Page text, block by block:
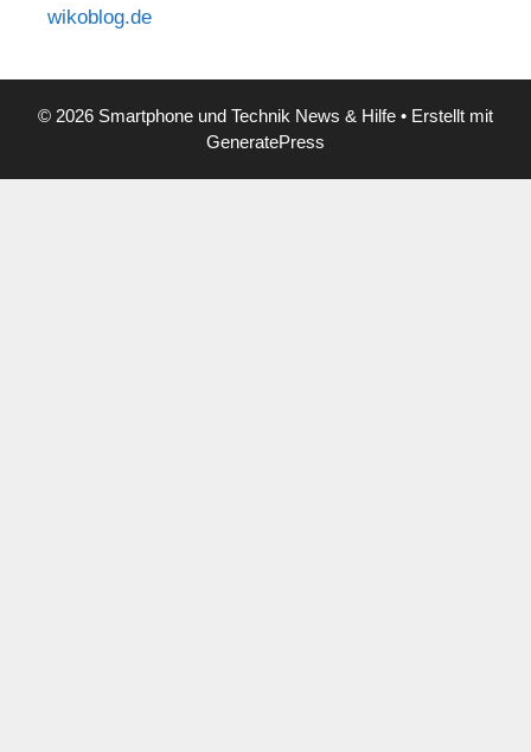
wikoblog.de
© 2026 Smartphone und Technik News & Hilfe • Erstellt mit
GeneratePress